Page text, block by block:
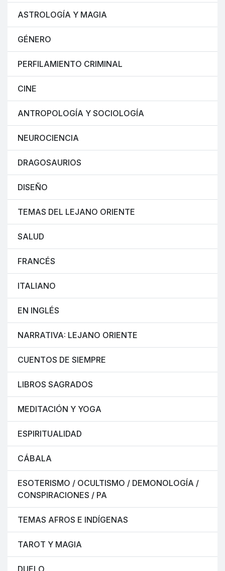
ASTROLOGÍA Y MAGIA
GÉNERO
PERFILAMIENTO CRIMINAL
CINE
ANTROPOLOGÍA Y SOCIOLOGÍA
NEUROCIENCIA
DRAGOSAURIOS
DISEÑO
TEMAS DEL LEJANO ORIENTE
SALUD
FRANCÉS
ITALIANO
EN INGLÉS
NARRATIVA: LEJANO ORIENTE
CUENTOS DE SIEMPRE
LIBROS SAGRADOS
MEDITACIÓN Y YOGA
ESPIRITUALIDAD
CÁBALA
ESOTERISMO / OCULTISMO / DEMONOLOGÍA /
CONSPIRACIONES / PA
TEMAS AFROS E INDÍGENAS
TAROT Y MAGIA